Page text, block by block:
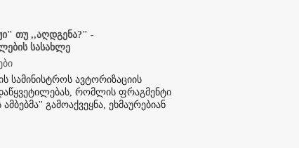
თუ ,,აღდგენა?" -
სასახლე
სამინისტროს ავტორიზაციის
რომლის ფრაგმენტი
გამოაქვეყნა, ეხმაურებიან